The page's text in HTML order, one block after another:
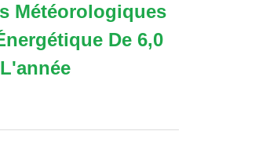
Météorologiques
De 6,0